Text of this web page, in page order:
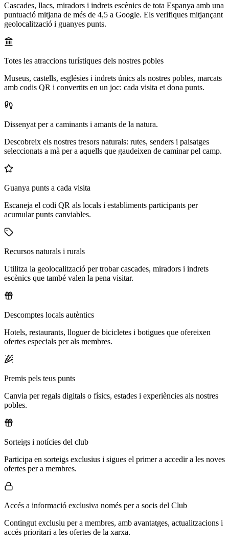
Cascades, llacs, miradors i indrets escènics de tota Espanya amb una
puntuació mitjana de més de 4,5 a Google. Els verifiques mitjançant
geolocalització i guanyes punts.
Totes les atraccions turístiques dels nostres pobles
Museus, castells, esglésies i indrets únics als nostres pobles, marcats
amb codis QR i convertits en un joc: cada visita et dona punts.
Dissenyat per a caminants i amants de la natura.
Descobreix els nostres tresors naturals: rutes, senders i paisatges
seleccionats a mà per a aquells que gaudeixen de caminar pel camp.
Guanya punts a cada visita
Escaneja el codi QR als locals i establiments participants per
acumular punts canviables.
Recursos naturals i rurals
Utilitza la geolocalització per trobar cascades, miradors i indrets
escènics que també valen la pena visitar.
Descomptes locals autèntics
Hotels, restaurants, lloguer de bicicletes i botigues que ofereixen
ofertes especials per als membres.
Premis pels teus punts
Canvia per regals digitals o físics, estades i experiències als nostres
pobles.
Sorteigs i notícies del club
Participa en sorteigs exclusius i sigues el primer a accedir a les noves
ofertes per a membres.
Accés a informació exclusiva només per a socis del Club
Contingut exclusiu per a membres, amb avantatges, actualitzacions i
accés prioritari a les ofertes de la xarxa.